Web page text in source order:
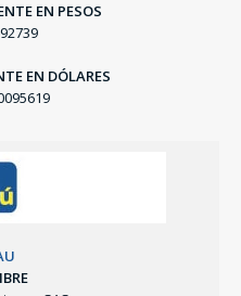
EN PESOS
EN DÓLARES